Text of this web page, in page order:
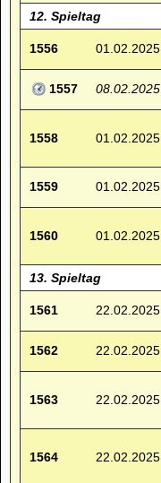
12. Spieltag
1556 01.02.2025
1557 08.02.2025
1558 01.02.2025
1559 01.02.2025
1560 01.02.2025
13. Spieltag
1561 22.02.2025
1562 22.02.2025
1563 22.02.2025
1564 22.02.2025